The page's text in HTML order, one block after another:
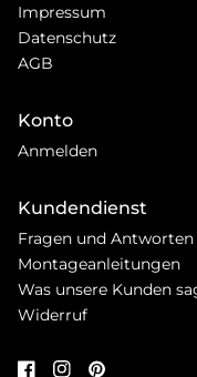
Impressum
Datenschutz
AGB
Konto
Anmelden
Kundendienst
Fragen und Antworten
Montageanleitungen
Was unsere Kunden
Widerruf